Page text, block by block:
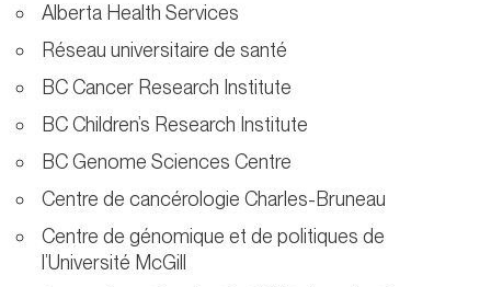
Alberta Health Services
Réseau universitaire de santé
BC Cancer Research Institute
BC Children’s Research Institute
BC Genome Sciences Centre
Centre de cancérologie Charles-Bruneau
Centre de génomique et de politiques de
l’Université McGill